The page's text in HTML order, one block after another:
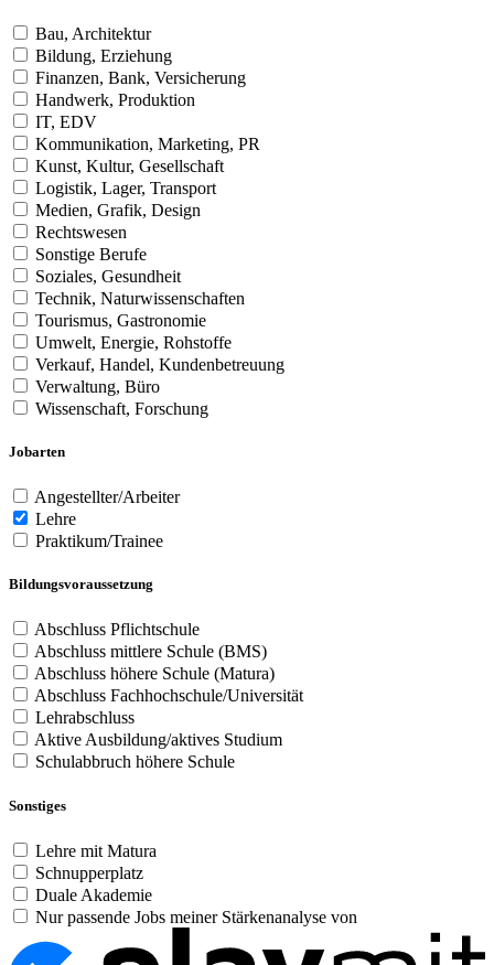
Bau, Architektur
Bildung, Erziehung
Finanzen, Bank, Versicherung
Handwerk, Produktion
IT, EDV
Kommunikation, Marketing, PR
Kunst, Kultur, Gesellschaft
Logistik, Lager, Transport
Medien, Grafik, Design
Rechtswesen
Sonstige Berufe
Soziales, Gesundheit
Technik, Naturwissenschaften
Tourismus, Gastronomie
Umwelt, Energie, Rohstoffe
Verkauf, Handel, Kundenbetreuung
Verwaltung, Büro
Wissenschaft, Forschung
Jobarten
Angestellter/Arbeiter
Lehre
Praktikum/Trainee
Bildungsvoraussetzung
Abschluss Pflichtschule
Abschluss mittlere Schule (BMS)
Abschluss höhere Schule (Matura)
Abschluss Fachhochschule/Universität
Lehrabschluss
Aktive Ausbildung/aktives Studium
Schulabbruch höhere Schule
Sonstiges
Lehre mit Matura
Schnupperplatz
Duale Akademie
Nur passende Jobs meiner Stärkenanalyse von